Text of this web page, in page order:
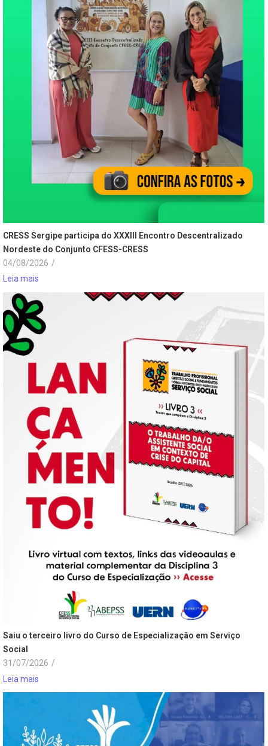
CRESS Sergipe participa do XXXIII Encontro Descentralizado
Nordeste do Conjunto CFESS-CRESS
04/08/2026 /
Leia mais
Saiu o terceiro livro do Curso de Especialização em Serviço
Social
31/07/2026 /
Leia mais